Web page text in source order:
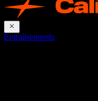
Entraînements